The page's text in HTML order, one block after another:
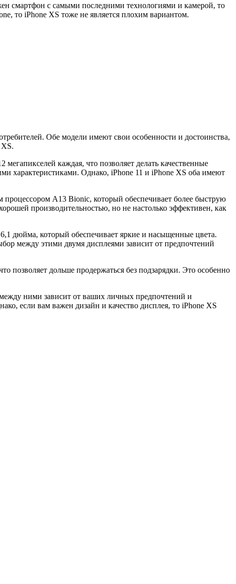
смартфон с самыми последними технологиями и камерой, то
то iPhone XS тоже не является плохим вариантом.
Обе модели имеют свои особенности и достоинства,
каждая, что позволяет делать качественные
характеристиками. Однако, iPhone 11 и iPhone XS оба имеют
A13 Bionic, который обеспечивает более быструю
производительностью, но не настолько эффективен, как
дюйма, который обеспечивает яркие и насыщенные цвета.
между этими двумя дисплеями зависит от предпочтений
дольше продержаться без подзарядки. Это особенно
ними зависит от ваших личных предпочтений и
если вам важен дизайн и качество дисплея, то iPhone XS